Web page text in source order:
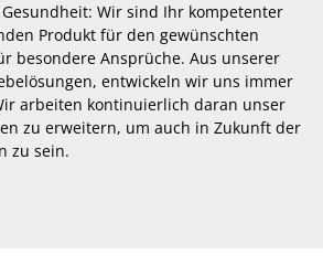
Wir sind Ihr kompetenter
Produkt für den gewünschten
besondere Ansprüche. Aus unserer
entwickeln wir uns immer
arbeiten kontinuierlich daran unser
zu erweitern, um auch in Zukunft der
zu sein.